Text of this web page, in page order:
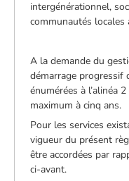
intergénérationnel,
communautés locales
A la demande du
démarrage progressif
énumérées à l’alinéa
maximum à cinq ans.
Pour les services
vigueur du présent
être accordées par
ci-avant.